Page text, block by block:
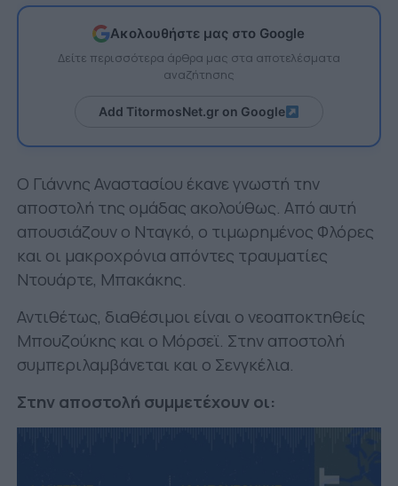
Ακολουθήστε μας στο Google
Δείτε περισσότερα άρθρα μας στα αποτελέσματα
αναζήτησης
Add TitormosNet.gr on Google
Ο Γιάννης Αναστασίου έκανε γνωστή την
αποστολή της ομάδας ακολούθως. Από αυτή
απουσιάζουν ο Νταγκό, ο τιμωρημένος Φλόρες
και οι μακροχρόνια απόντες τραυματίες
Ντουάρτε, Μπακάκης.
Αντιθέτως, διαθέσιμοι είναι ο νεοαποκτηθείς
Μπουζούκης και ο Μόρσεϊ. Στην αποστολή
συμπεριλαμβάνεται και ο Σενγκέλια.
Στην αποστολή συμμετέχουν οι: